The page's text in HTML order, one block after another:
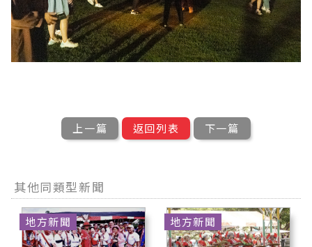
上一篇 返回列表 下一篇
其他同類型新聞
地方新聞 地方新聞